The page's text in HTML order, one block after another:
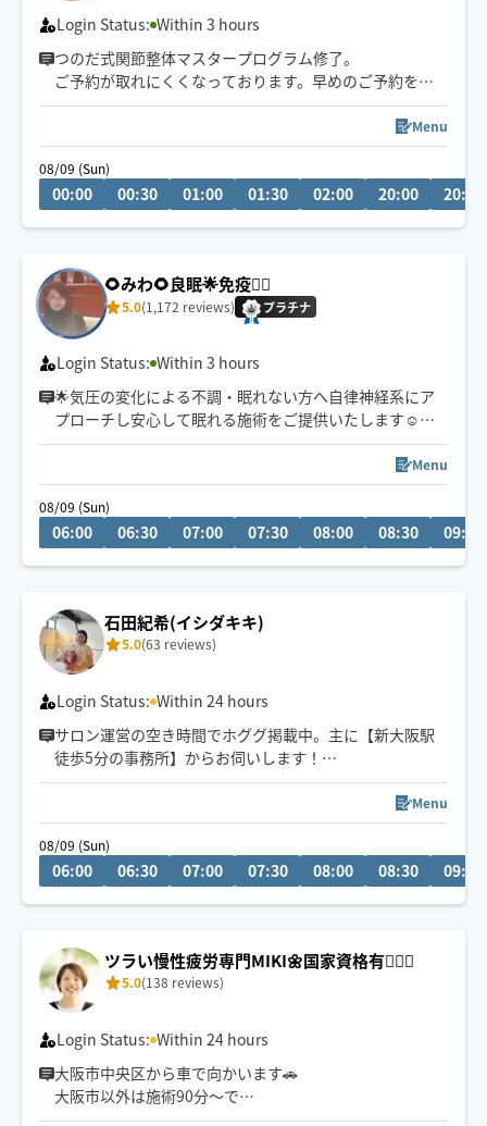
Login Status: Within 3 hours
つのだ式関節整体マスタープログラム修了。
ご予約が取れにくくなっております。早めのご予約をお
勧めしています。
びっくりするくらい強押しに感じるかもしれませんが、
凝り固まった部分をピンポイントでほぐす時に感じる圧
です。頑固な凝りをほぐしてスッキリしたい方、是非ご
す。
Menu
08/09 (Sun)
00:00 00:30 01:00 01:30 02:00 20:00 20:30
🌻みわ🌻良眠🌟免疫🏃‍♀️
5.0(1,172 reviews) プラチナ
Login Status: Within 3 hours
🌟気圧の変化による不調・眠れない方へ自律神経系にア
プローチし安心して眠れる施術をご提供いたします☺️
🌟早朝メイン
🌟日中→駅から徒歩15分以内
🌟深夜帯→大阪駅5㌔圏内
のでお待ち頂けますと幸いです
Menu
08/09 (Sun)
06:00 06:30 07:00 07:30 08:00 08:30 09:00
石田紀希(イシダキキ)
5.0(63 reviews)
Login Status: Within 24 hours
サロン運営の空き時間でホググ掲載中。主に【新大阪駅
徒歩5分の事務所】からお伺いします！
《8/24.25名古屋・三重》
拠点を移動して活動しているため、各エリアの稼働状況
​🎁 平日16時まで限定：30分延長無料！
Menu
08/09 (Sun)
06:00 06:30 07:00 07:30 08:00 08:30 09:00
ツラい慢性疲労専門MIKI🌼国家資格有🙆‍♀️✨
5.0(138 reviews)
Login Status: Within 24 hours
大阪市中央区から車で向かいます🚗
大阪市以外は施術90分〜で
お願いいたします🙇‍♀️